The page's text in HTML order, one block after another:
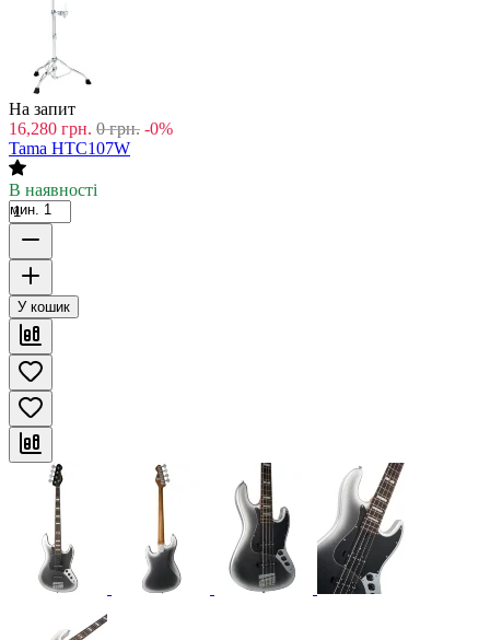
На запит
16,280 грн. 0 грн. -0%
Tama HTC107W
В наявності
мин. 1
У кошик